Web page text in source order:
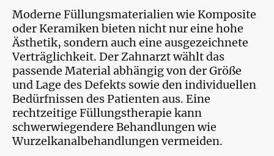
Moderne Füllungsmaterialien wie Komposite
oder Keramiken bieten nicht nur eine hohe
Ästhetik, sondern auch eine ausgezeichnete
Verträglichkeit. Der Zahnarzt wählt das
passende Material abhängig von der Größe
und Lage des Defekts sowie den individuellen
Bedürfnissen des Patienten aus. Eine
rechtzeitige Füllungstherapie kann
schwerwiegendere Behandlungen wie
Wurzelkanalbehandlungen vermeiden.